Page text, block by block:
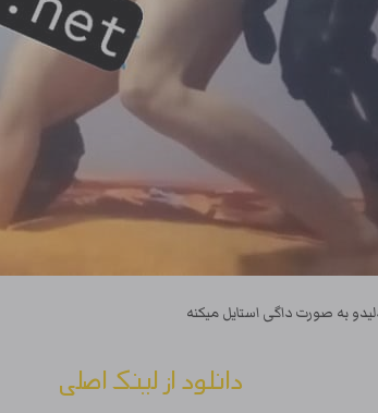
به صورت داگی استایل میکنه
دانلود از لینک اصلی